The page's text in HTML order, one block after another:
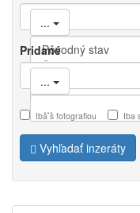
...
Pridané
...
Iba s fotografiou Iba
Vyhľadať inzeráty